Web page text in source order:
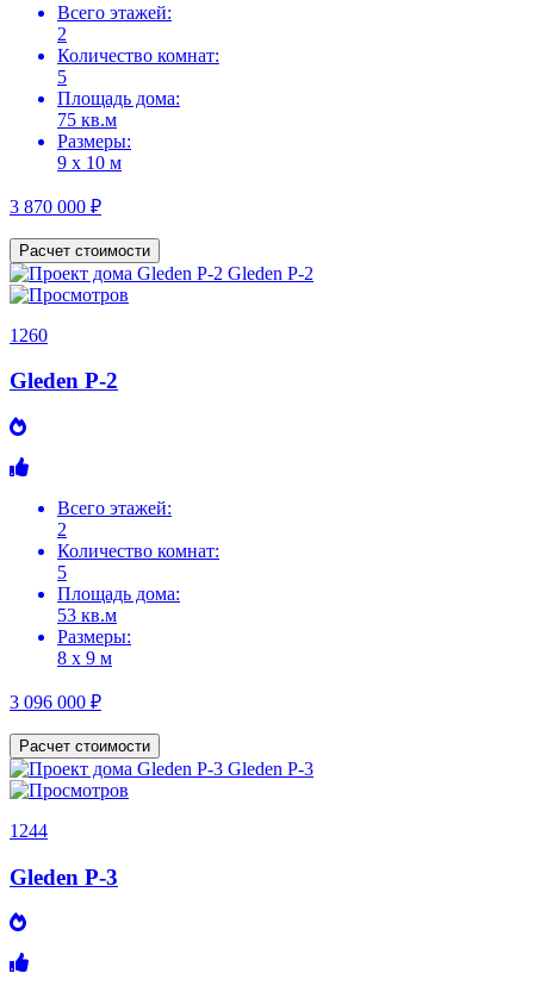
Всего этажей:
2
Количество комнат:
5
Площадь дома:
75 кв.м
Размеры:
9 х 10 м
3 870 000 ₽
Расчет стоимости
1260
Gleden P-2
Всего этажей:
2
Количество комнат:
5
Площадь дома:
53 кв.м
Размеры:
8 х 9 м
3 096 000 ₽
Расчет стоимости
1244
Gleden P-3